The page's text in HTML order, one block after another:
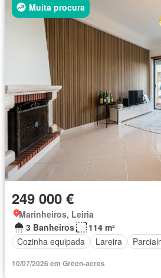
Muita procura
249 000 €
Marinheiros, Leiria
3 Banheiros
114 m²
Cozinha equipada
Lareira
10/07/2026 em Green-acres